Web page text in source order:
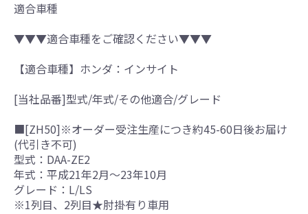
適合車種
▼▼▼適合車種をご確認ください▼▼▼
【適合車種】ホンダ：インサイト
[当社品番]型式/年式/その他適合/グレード
■[ZH50]※オーダー受注生産につき約45-60日後お届け
(代引き不可)
型式：DAA-ZE2
年式：平成21年2月～23年10月
グレード：L/LS
※1列目、2列目★肘掛有り車用